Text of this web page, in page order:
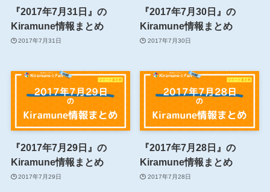
『2017年7月31日』の
Kiramune情報まとめ
2017年7月31日
『2017年7月30日』の
Kiramune情報まとめ
2017年7月30日
『2017年7月29日』の
Kiramune情報まとめ
2017年7月29日
『2017年7月28日』の
Kiramune情報まとめ
2017年7月28日